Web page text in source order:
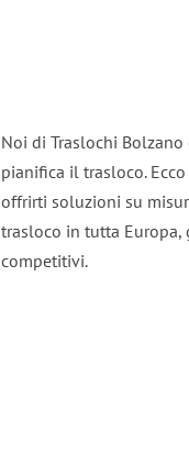
Noi di Traslochi
pianifica il trasloco.
offrirti soluzioni su
trasloco in tutta Europa,
competitivi.